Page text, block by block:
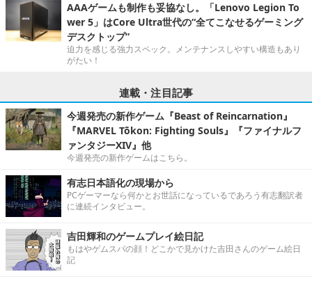
AAAゲームも制作も妥協なし。「Lenovo Legion To
wer 5」はCore Ultra世代の“全てこなせるゲーミング
デスクトップ”
迫力を感じる強力スペック。メンテナンスしやすい構造もあり
がたい！
連載・注目記事
今週発売の新作ゲーム『Beast of Reincarnation』
『MARVEL Tōkon: Fighting Souls』『ファイナルフ
ァンタジーXIV』他
今週発売の新作ゲームはこちら。
有志日本語化の現場から
PCゲーマーなら何かとお世話になっているであろう有志翻訳者
に連続インタビュー。
吉田輝和のゲームプレイ絵日記
もはやゲムスパの顔！どこかで見かけた吉田さんのゲーム絵日
記